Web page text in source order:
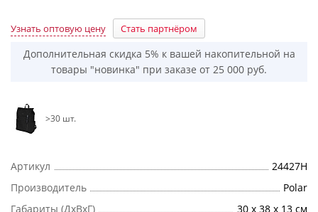
Узнать оптовую цену Стать партнёром
Дополнительная скидка 5% к вашей накопительной на
товары "новинка" при заказе от 25 000 руб.
>30 шт.
Артикул
24427Н
Производитель
Polar
Габариты (ДхВхГ)
30 х 38 х 13 см